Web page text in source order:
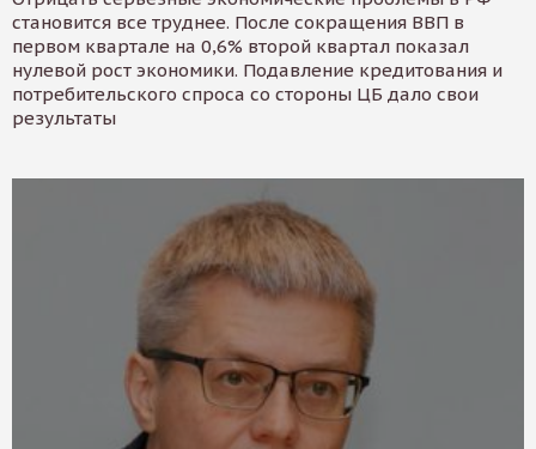
становится все труднее. После сокращения ВВП в
первом квартале на 0,6% второй квартал показал
нулевой рост экономики. Подавление кредитования и
потребительского спроса со стороны ЦБ дало свои
результаты